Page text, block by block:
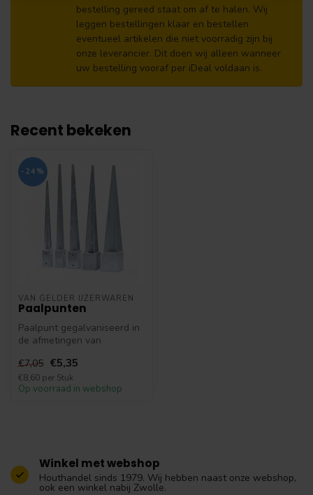
bestelling gereed staat om af te halen. Wij
leggen bestellingen klaar en bestellen
eventueel artikelen die niet voorradig zijn bij
onze leverancier. Dit doen wij alleen wanneer
uw bestelling vooraf per iDeal voldaan is.
Recent bekeken
-24%
VAN GELDER IJZERWAREN
Paalpunten
Paalpunt gegalvaniseerd in
de afmetingen van
10.1x10.1cm, ...
€7,05 €5,35
€8,60 per Stuk
Op voorraad in webshop
Winkel met webshop
Houthandel sinds 1979. Wij hebben naast onze webshop,
ook een winkel nabij Zwolle.